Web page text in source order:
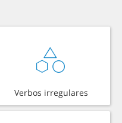
Verbos irregulares